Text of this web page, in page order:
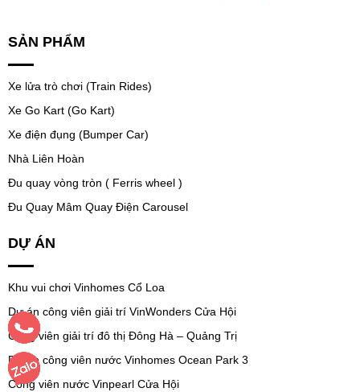
SẢN PHẨM
Xe lửa trò chơi (Train Rides)
Xe Go Kart (Go Kart)
Xe điện đụng (Bumper Car)
Nhà Liên Hoàn
Đu quay vòng tròn ( Ferris wheel )
Đu Quay Mâm Quay Điện Carousel
DỰ ÁN
Khu vui chơi Vinhomes Cổ Loa
Dự án công viên giải trí VinWonders Cửa Hội
Công viên giải trí đô thị Đông Hà – Quảng Trị
Dự án công viên nước Vinhomes Ocean Park 3
Công viên nước Vinpearl Cửa Hội